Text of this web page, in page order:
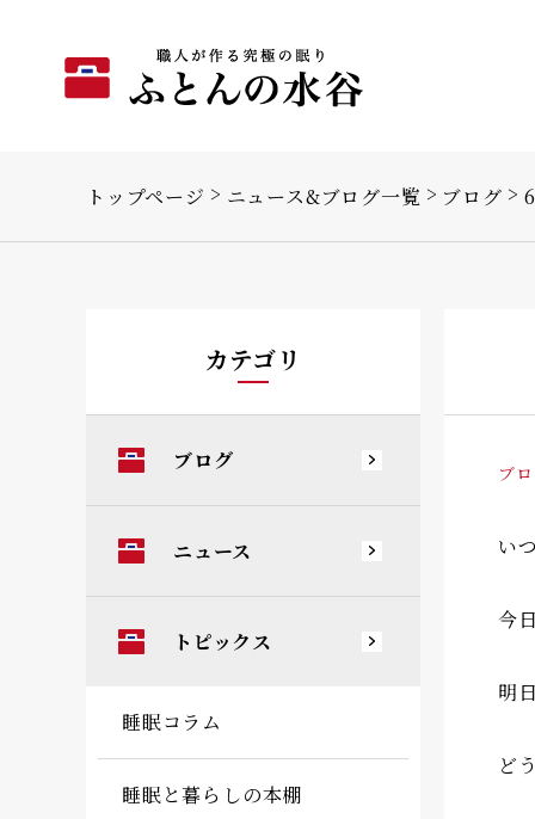
トップページ ニュース&ブログ一覧 ブログ
ブ
い
今
明
ど
カテゴリ
ブログ
ニュース
トピックス
睡眠コラム
睡眠と暮らしの本棚